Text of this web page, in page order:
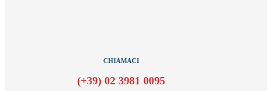
CHIAMACI
(+39) 02 3981 0095